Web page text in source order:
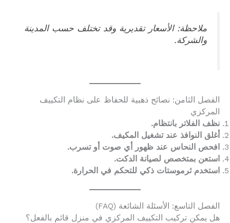
ملاحظة: الأسعار تقديرية وقد تختلف حسب المدينة
والشركة.
الفصل الثامن: نصائح ذهبية للحفاظ على نظام التكييف
المركزي
نظف الفلاتر بانتظام.
أغلق النوافذ عند تشغيل المكيف.
افحص النحاس عند ظهور أي صوت أو تسرب.
استعن بمتخصص لصيانة الدكت.
استخدم ثرموستات ذكي للتحكم في الحرارة.
الفصل التاسع: الأسئلة الشائعة (FAQ)
هل يمكن تركيب التكييف المركزي في منزل قائم بالفعل؟